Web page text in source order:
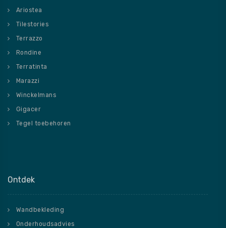
Ariostea
Tilestories
Terrazzo
Rondine
Terratinta
Marazzi
Winckelmans
Gigacer
Tegel toebehoren
Ontdek
Wandbekleding
Onderhoudsadvies